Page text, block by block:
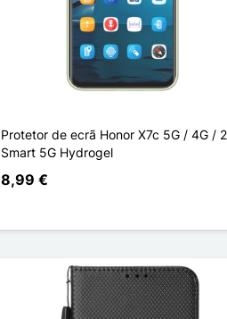
Protetor de ecrã Honor X7c 5G / 4G /
Smart 5G Hydrogel
8,99 €